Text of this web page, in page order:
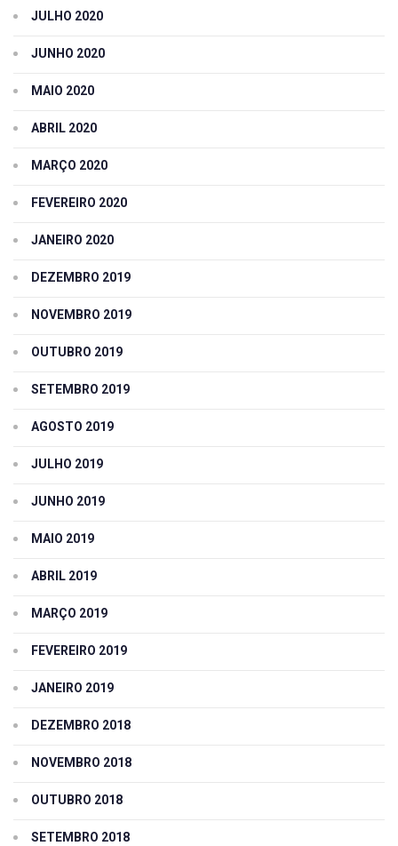
JULHO 2020
JUNHO 2020
MAIO 2020
ABRIL 2020
MARÇO 2020
FEVEREIRO 2020
JANEIRO 2020
DEZEMBRO 2019
NOVEMBRO 2019
OUTUBRO 2019
SETEMBRO 2019
AGOSTO 2019
JULHO 2019
JUNHO 2019
MAIO 2019
ABRIL 2019
MARÇO 2019
FEVEREIRO 2019
JANEIRO 2019
DEZEMBRO 2018
NOVEMBRO 2018
OUTUBRO 2018
SETEMBRO 2018